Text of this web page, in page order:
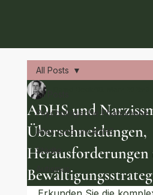
All Posts
Psychologische Phänomene
Alles rund um ADHS
Städte
Autismus
All Posts
ADHS und
Überschneidungen,
Herausforderungen